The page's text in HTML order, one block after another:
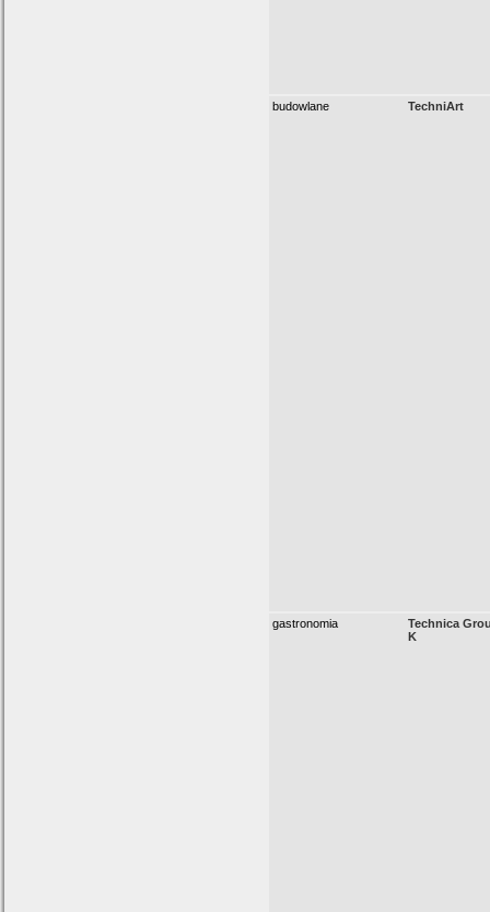
budowlane TechniArt
gastronomia
Technica
K